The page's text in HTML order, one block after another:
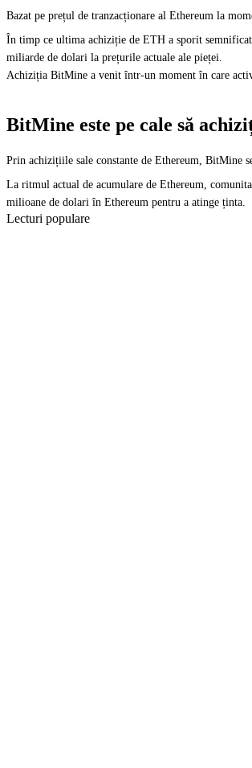
Bazat pe prețul de tranzacționare al Ethereum la
În timp ce ultima achiziție de ETH a sporit
miliarde de dolari la prețurile actuale ale pieței.
Achiziția BitMine a venit într-un moment în care
BitMine este pe cale să
Prin achizițiile sale constante de Ethereum, BitMine
La ritmul actual de acumulare de Ethereum,
milioane de dolari în Ethereum pentru a atinge ținta.
Lecturi populare